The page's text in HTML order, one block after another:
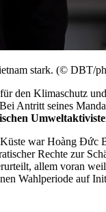
stark. (© DBT/
den Klimaschutz
Antritt seines
war Hoàng
Rechte zur
allem voran
Wahlperiode auf